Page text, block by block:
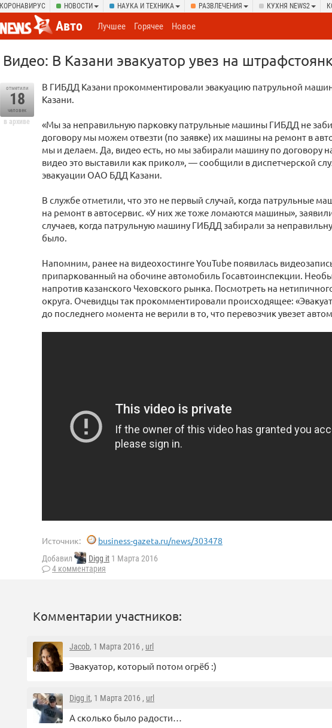
КОРОНАВИРУС НОВОСТИ НАУКА И ТЕХНИКА РАЗВЛЕЧЕНИЯ КУХНЯ NEWS2
Авто Лучшее Горячее Новое
Видео: В Казани эвакуатор увез на
отметили
18
человек
в архиве
В ГИБДД Казани прокомментировали эвакуацию патрульной
Казани.
«Мы за неправильную парковку патрульные машины ГИБДД не
договору мы можем отвезти (по заявке) их машины на ремонт в
мы и делаем. Да, видео есть, но мы забирали машину по договору
видео это выставили как прикол», — сообщили в диспетчерской
эвакуации ОАО БДД Казани.
В службе отметили, что это не первый случай, когда патрульные
на ремонт в автосервис. «У них же тоже ломаются машины»,
случаев, когда патрульную машину ГИБДД забирали за
было.
Напомним, ранее на видеохостинге YouTube появилась
припаркованный на обочине автомобиль Госавтоинспекции.
напротив казанского Чеховского рынка. Посмотреть на
округа. Очевидцы так прокомментировали происходящее:
до последнего момента не верили в то, что перевозчик увезет
Источник: business-gazeta.ru/news/303478
Добавил Digg it 1 Марта 2016
4 комментария
Комментарии участников:
Jacob, 1 Марта 2016 , url
Эвакуатор, который потом огрёб :)
Digg it, 1 Марта 2016 , url
А сколько было радости…